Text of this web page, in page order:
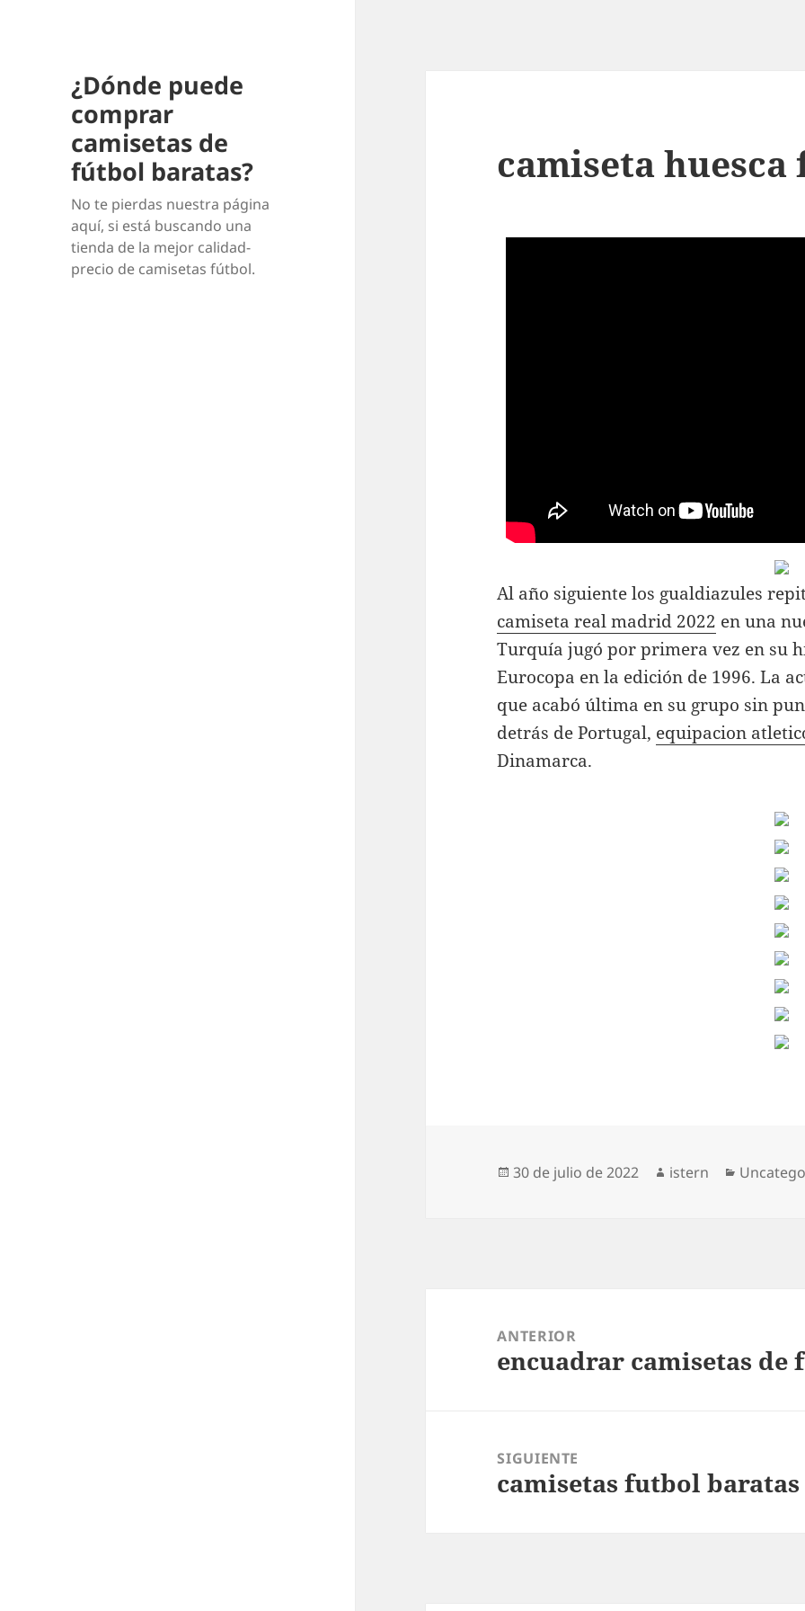
¿Dónde puede
comprar
camisetas de
fútbol baratas?
No te pierdas nuestra página
aquí, si está buscando una
tienda de la mejor calidad-
precio de camisetas fútbol.
camiseta
Al año siguiente los gualdiazules
camiseta real madrid 2022 en una
Turquía jugó por primera vez en su
Eurocopa en la edición de 1996. La
que acabó última en su grupo sin
detrás de Portugal, equipacion
Dinamarca.
Publicado
30 de julio de 2022 Autor
istern
entradas
ANTERIOR
Entrada
encuadrar camisetas de
SIGUIENTE
Entrada
camisetas futbol